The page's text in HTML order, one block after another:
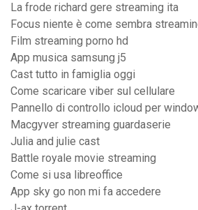
La frode richard gere streaming ita
Focus niente è come sembra
Film streaming porno hd
App musica samsung j5
Cast tutto in famiglia oggi
Come scaricare viber sul cellulare
Pannello di controllo icloud per
Macgyver streaming guardaserie
Julia and julie cast
Battle royale movie streaming
Come si usa libreoffice
App sky go non mi fa accedere